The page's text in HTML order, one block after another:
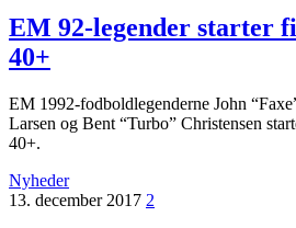
EM 92-legender starter
40+
EM 1992-fodboldlegenderne John
Larsen og Bent “Turbo” Christensen
40+.
Nyheder
13. december 2017 2